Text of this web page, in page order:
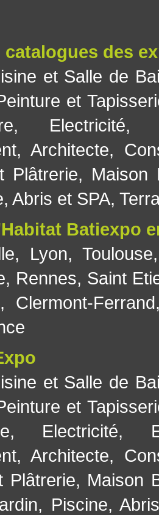
catalogues des
et Salle de
et
, Electricité
, Architecte,
Plâtrerie, Maison
Abris et SPA,
Batiexpo
, Lyon, Toulouse
, Rennes, Saint
, Clermont-Ferrand
et Salle de
et
, Electricité,
, Architecte,
Plâtrerie, Maison
, Piscine,